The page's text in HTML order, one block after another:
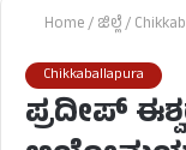
Home/ಜಿಲ್ಲೆ/
Chikkaballapura
ಪ್ರದೀಪ್